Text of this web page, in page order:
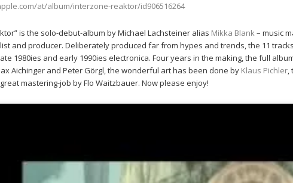
at/album/interzone-reaktor/id906516264
is the solo-debut-album by Michael Lachsteiner alias Mikka Blank– music
and producer. Deliberately produced far from hypes and trends, the 11
1980ies and early 1990ies electronica. Four years in the making, the full
Aichinger and Peter Görgl, the wonderful art has been done by Klaus Pichler,
mastering-job by Flo Waitzbauer. Now please enjoy!